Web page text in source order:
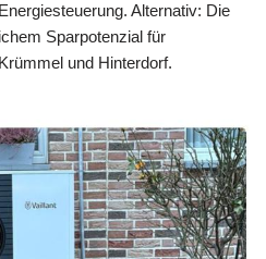
Alternativ: Die
Sparpotenzial für
und Hinterdorf.